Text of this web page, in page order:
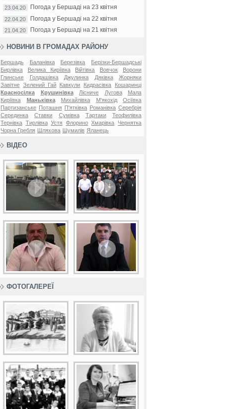
23.04.20 Погода у Бершаді на 23 квітня
22.04.20 Погода у Бершаді на 22 квітня
21.04.20 Погода у Бершаді на 21 квітня
НОВИНИ В ГРОМАДАХ РАЙОНУ
Бершадь Баланівка Березівка
Берізки-Бершадські
Бирлівка
Велика Киріївка Війтівка Вовчок
Ворони
Глинське
Голдашівка Джулинка Дяківка
Жорняки
Завітне Зелений Гай Кавкули Кидрасівка
Кошаринці
Красносілка
Крушинівка Лісниче Лугова
Мала
Киріївка
Маньківка Михайлівка М'якохід
Осіївка
Партизанське Поташня П'ятківка Романівка Серебрія
Серединка
Ставки Сумівка Тартаки
Теофилівка
Тернівка Тирлівка Устя Флорино Хмарівка
Чернятка
Чорна Гребля Шляхова Шумилів Яланець
ВІДЕО
ФОТОГАЛЕРЕЇ